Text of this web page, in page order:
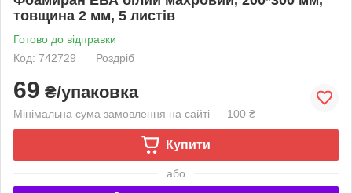
товщина 2 мм, 5 листів
Готово до відправки
Код: 742729
Роздріб
69 ₴/упаковка
Мінімальна сума замовлення на сайті — 100 ₴
Купити
або